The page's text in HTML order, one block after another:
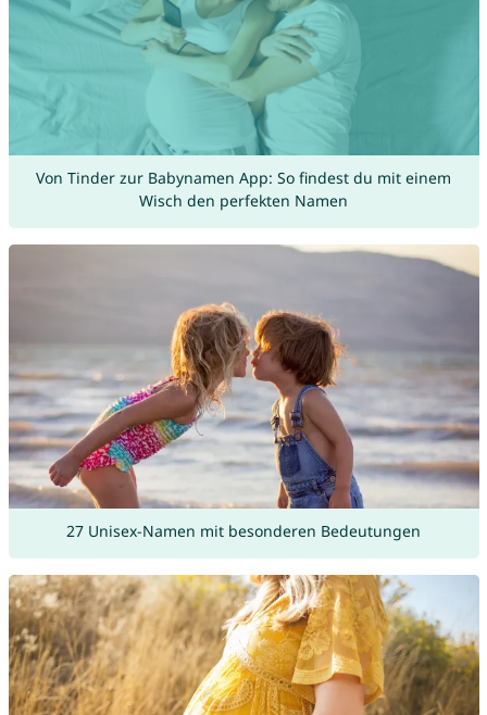
Von Tinder zur Babynamen App: So findest du mit einem
Wisch den perfekten Namen
27 Unisex-Namen mit besonderen Bedeutungen